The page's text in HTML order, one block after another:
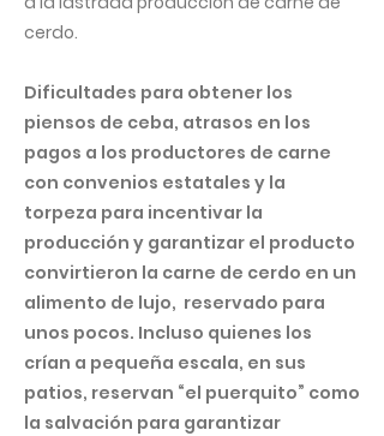
cerdo.
Dificultades para obtener los
piensos de ceba, atrasos en los
pagos a los productores de carne
con convenios estatales y la
torpeza para incentivar la
producción y garantizar el producto
convirtieron la carne de cerdo en un
alimento de lujo, reservado para
unos pocos. Incluso quienes los
crían a pequeña escala, en sus
patios, reservan “el puerquito” como
la salvación para garantizar